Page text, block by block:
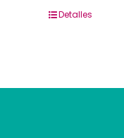
Detalles